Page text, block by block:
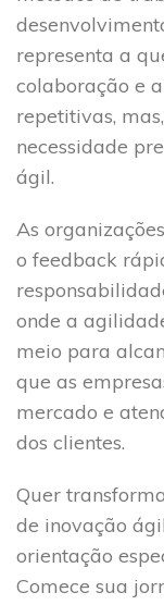
representa a
colaboração e
repetitivas,
necessidade
ágil.
As
o feedback
onde a
meio para
que as
mercado e
dos clientes.
Quer
de inovação
orientação
Comece sua